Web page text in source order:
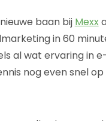
baan bij Mexx
in 60
al wat ervaring in
nog even snel op